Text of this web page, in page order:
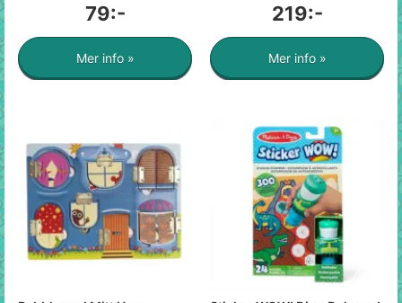
79:-
Mer info »
219:-
Mer info »